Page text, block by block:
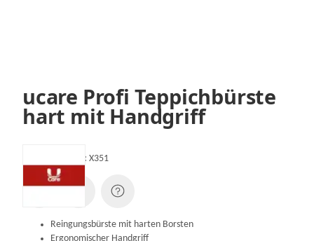
ucare Profi Teppichbürste
hart mit Handgriff
Artikelnummer: X351
Reingungsbürste mit harten Borsten
Ergonomischer Handgriff